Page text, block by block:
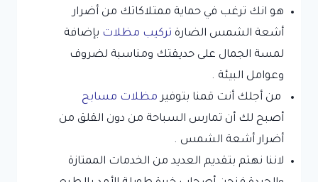
هو انك ترغب في حماية ممتلاكاتك من أضرار
أشعة الشمس الضارة تركيب مظلات بإضافة
لمسة الجمال على حديقتك ومناسبة لضروف
وعوامل البيئة .
من أجلك أنت قمنا بتوفير مظلات مسابح
أصبح لك أن تمارس السباحة من دون القلق من
أضرار أشعة الشمس .
لاننا نهتم بتقديم العديد من الخدمات الممتازة